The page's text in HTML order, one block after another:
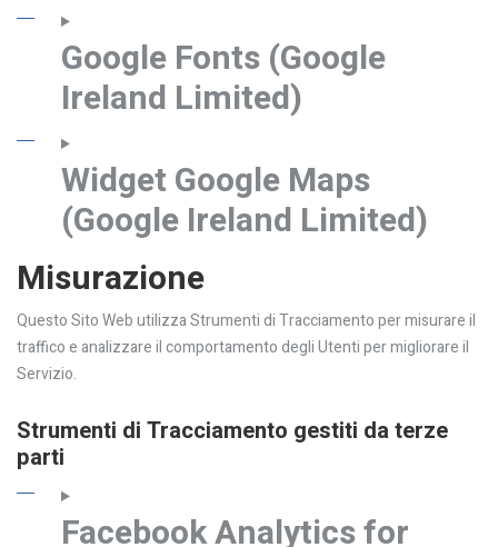
Google Fonts (Google
Ireland Limited)
Widget Google Maps
(Google Ireland Limited)
Misurazione
Questo Sito Web utilizza Strumenti di Tracciamento per misurare il
traffico e analizzare il comportamento degli Utenti per migliorare il
Servizio.
Strumenti di Tracciamento gestiti da terze
parti
Facebook Analytics for